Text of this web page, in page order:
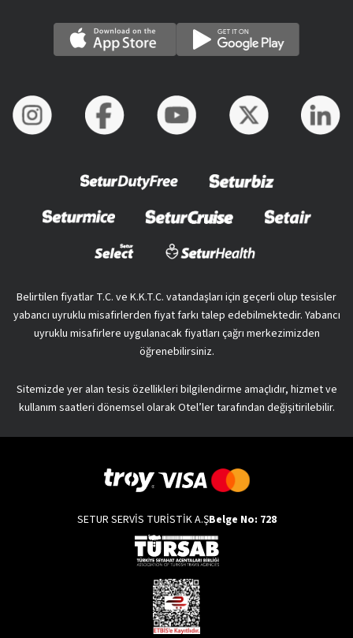
Belirtilen fiyatlar T.C. ve K.K.T.C. vatandaşları için geçerli olup tesisler
yabancı uyruklu misafirlerden fiyat farkı talep edebilmektedir. Yabancı
uyruklu misafirlere uygulanacak fiyatları çağrı merkezimizden
öğrenebilirsiniz.
Sitemizde yer alan tesis özellikleri bilgilendirme amaçlıdır, hizmet ve
kullanım saatleri dönemsel olarak Otel’ler tarafından değişitirilebilir.
SETUR SERVİS TURİSTİK A.ŞBelge No: 728